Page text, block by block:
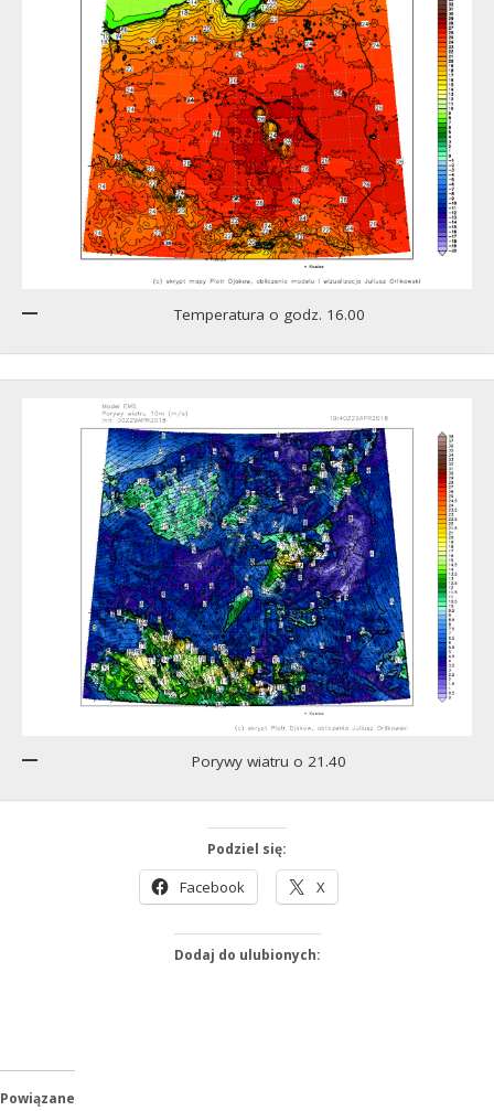
Temperatura o godz. 16.00
Porywy wiatru o 21.40
Podziel się:
Facebook X
Dodaj do ulubionych:
Powiązane